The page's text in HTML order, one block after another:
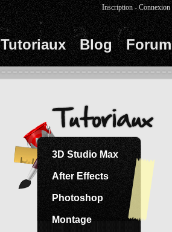
Tutoriaux Blog Forum
Inscription -Connexion
3D Studio Max
After Effects
Photoshop
Montage